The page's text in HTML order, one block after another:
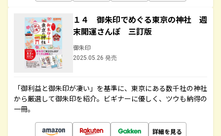
１４ 御朱印でめぐる東京の神社 週
末開運さんぽ 三訂版
御朱印
2025.05.26 発売
「御利益と御朱印が凄い」を基準に、東京にある数千社の神社
から厳選して御朱印を紹介。ビギナーに優しく、ツウも納得の
一冊。
詳細を見る